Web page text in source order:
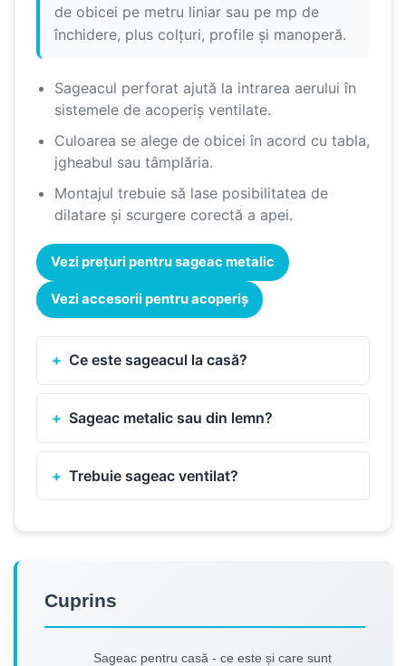
de obicei pe metru liniar sau pe mp de
închidere, plus colțuri, profile și manoperă.
Sageacul perforat ajută la intrarea aerului în
sistemele de acoperiș ventilate.
Culoarea se alege de obicei în acord cu tabla,
jgheabul sau tâmplăria.
Montajul trebuie să lase posibilitatea de
dilatare și scurgere corectă a apei.
Vezi prețuri pentru sageac metalic
Vezi accesorii pentru acoperiș
Ce este sageacul la casă?
Sageac metalic sau din lemn?
Trebuie sageac ventilat?
Cuprins
Sageac pentru casă - ce este și care sunt